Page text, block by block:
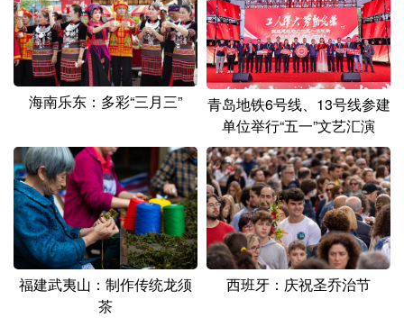
四川 贵州 云南 西藏
陕西 甘肃 青海 宁夏
新疆 内蒙古 黑龙江
多语种频道
English Español Français عربى
Русский язык 日本語 한국어
Deutsch Português
海南乐东：多彩“三月三”
青岛地铁6号线、13号线参建
单位举行“五一”文艺汇演
福建武夷山：制作传统龙须
茶
西班牙：庆祝圣乔治节